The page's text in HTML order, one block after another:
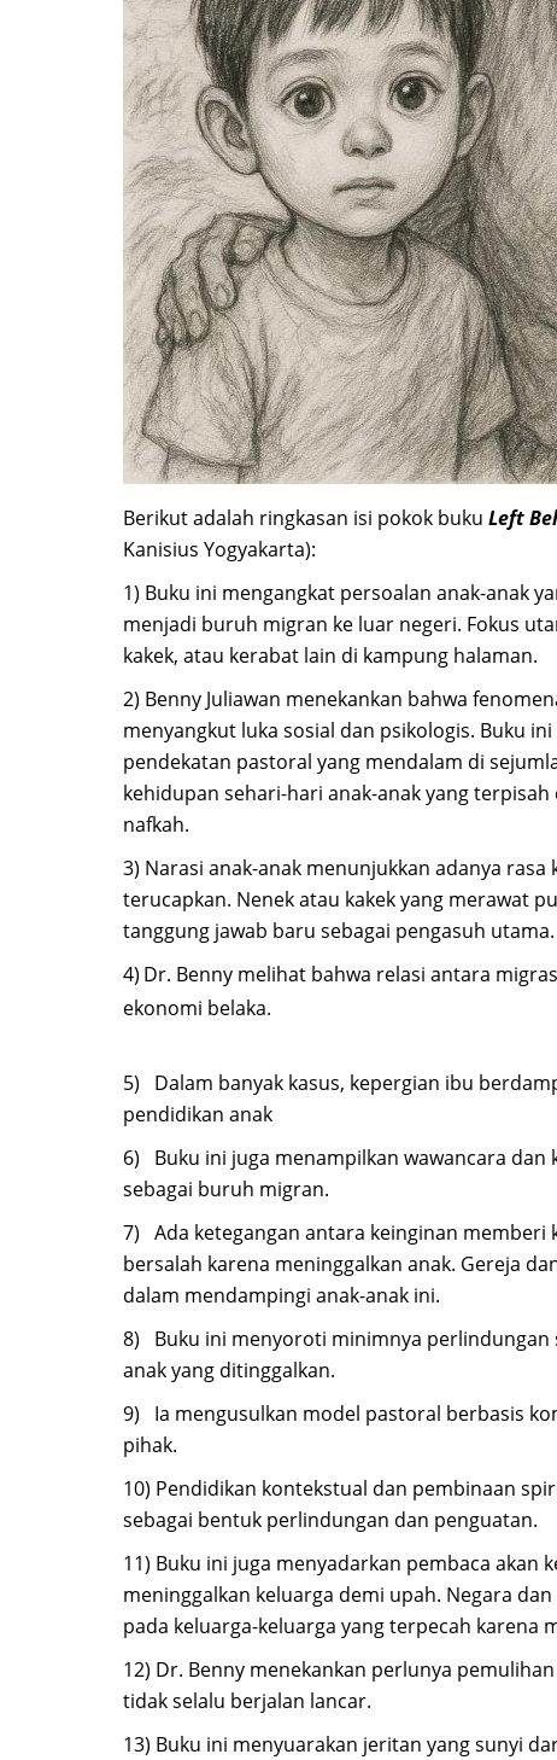
Berikut adalah ringkasan isi pokok buku Left
Kanisius Yogyakarta):
1) Buku ini mengangkat persoalan anak-anak
menjadi buruh migran ke luar negeri. Fokus
kakek, atau kerabat lain di kampung halaman.
2) Benny Juliawan menekankan bahwa
menyangkut luka sosial dan psikologis. Buku
pendekatan pastoral yang mendalam di
kehidupan sehari-hari anak-anak yang
nafkah.
3) Narasi anak-anak menunjukkan adanya
terucapkan. Nenek atau kakek yang merawat
tanggung jawab baru sebagai pengasuh utama.
4) Dr. Benny melihat bahwa relasi antara
ekonomi belaka.
5)
Dalam banyak kasus, kepergian ibu
pendidikan anak
6)
Buku ini juga menampilkan wawancara
sebagai buruh migran.
7) Ada ketegangan antara keinginan
bersalah karena meninggalkan anak. Gereja
dalam mendampingi anak-anak ini.
8)
Buku ini menyoroti minimnya
anak yang ditinggalkan.
9)
Ia mengusulkan model pastoral berbasis
pihak.
10) Pendidikan kontekstual dan pembinaan
sebagai bentuk perlindungan dan penguatan.
11) Buku ini juga menyadarkan pembaca akan
meninggalkan keluarga demi upah. Negara
pada keluarga-keluarga yang terpecah karena
12) Dr. Benny menekankan perlunya
tidak selalu berjalan lancar.
13) Buku ini menyuarakan jeritan yang sunyi